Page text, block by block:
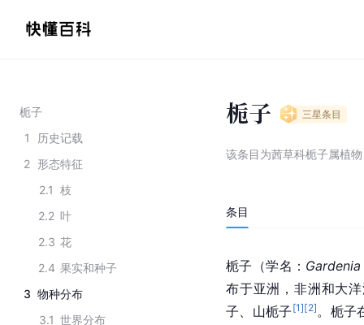
栀子
1
历史记载
2 形态特征
2.1 枝
2.2 叶
2.3 花
2.4 果实和种子
3 物种分布
3.1 世界分布
栀子 三星条目
该条目为茜草科栀子属植物
条目
栀子（学名：
布于亚洲，非洲和大
子、山栀子 [1][2] 。栀子